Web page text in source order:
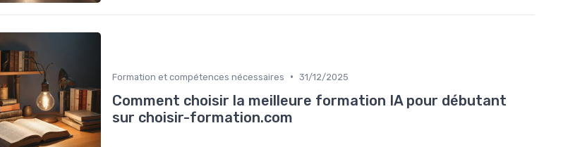
Formation et compétences nécessaires • 31/12/2025
Comment choisir la meilleure formation IA pour débutant
sur choisir-formation.com